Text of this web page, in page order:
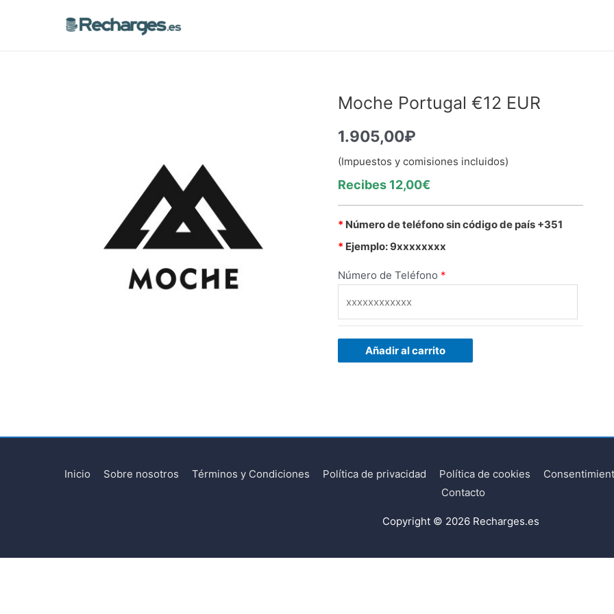
Moche Portugal €12 EUR
1.905,00₽
(Impuestos y comisiones incluidos)
Recibes 12,00€
* Número de teléfono sin código de país +351
* Ejemplo: 9xxxxxxxx
Número de Teléfono *
Añadir al carrito
Inicio Sobre nosotros Términos y Condiciones Política de privacidad Política de cookies
Contacto
Copyright © 2026 Recharges.es